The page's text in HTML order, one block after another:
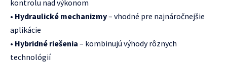
kontrolu nad výkonom
• Hydraulické mechanizmy– vhodné pre najnáročnejšie
aplikácie
• Hybridné riešenia – kombinujú výhody rôznych
technológií